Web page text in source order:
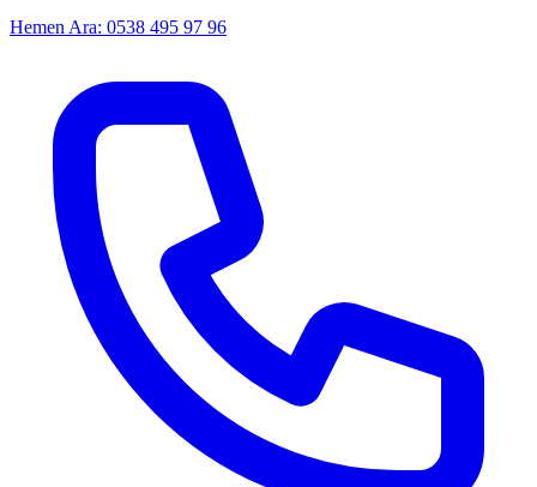
Hemen Ara: 0538 495 97 96